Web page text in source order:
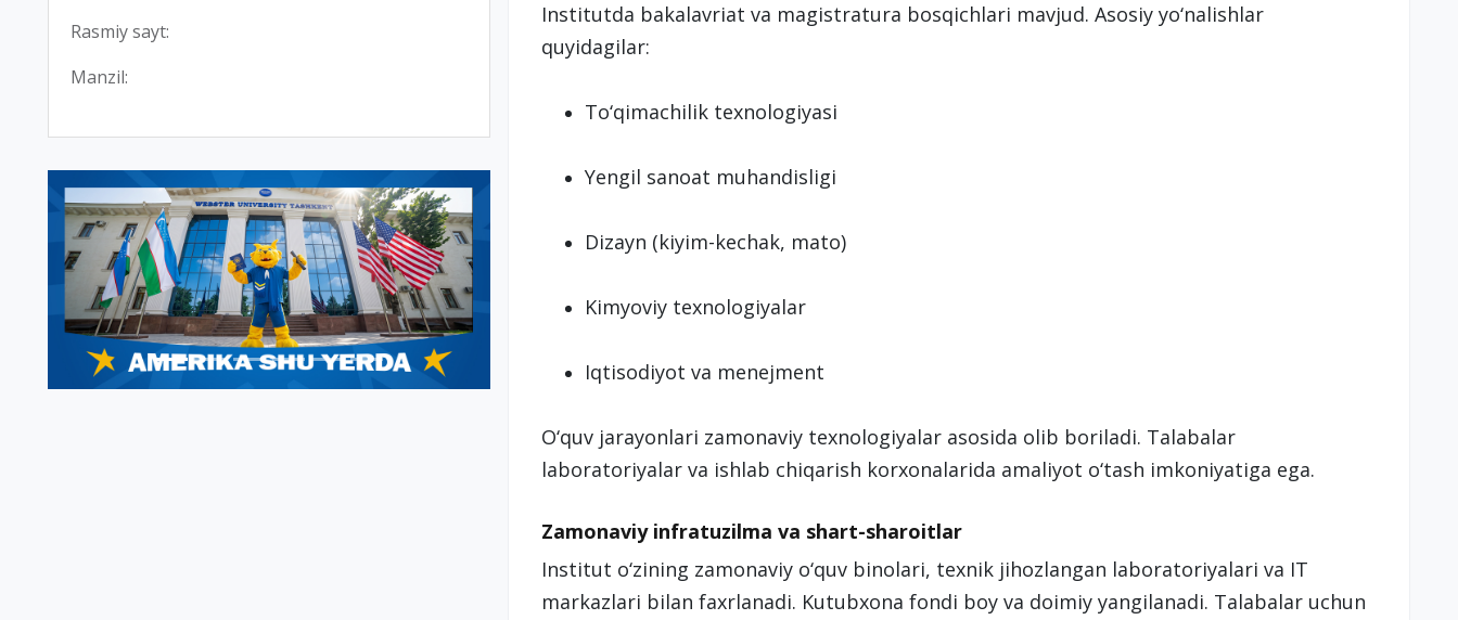
Rasmiy sayt:
Manzil:
Institutda bakalavriat va magistratura bosqichlari mavjud. Asosiy yo‘nalishlar
quyidagilar:
To‘qimachilik texnologiyasi
Yengil sanoat muhandisligi
Dizayn (kiyim-kechak, mato)
Kimyoviy texnologiyalar
Iqtisodiyot va menejment
O‘quv jarayonlari zamonaviy texnologiyalar asosida olib boriladi. Talabalar
laboratoriyalar va ishlab chiqarish korxonalarida amaliyot o‘tash imkoniyatiga ega.
Zamonaviy infratuzilma va shart-sharoitlar
Institut o‘zining zamonaviy o‘quv binolari, texnik jihozlangan laboratoriyalari va IT
markazlari bilan faxrlanadi. Kutubxona fondi boy va doimiy yangilanadi. Talabalar uchun